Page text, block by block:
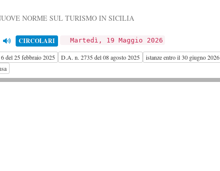
NORME SUL TURISMO IN SICILIA
CIRCOLARI Martedì, 19 Maggio 2026
del 25 febbraio 2025 D.A. n. 2735 del 08 agosto 2025
istanze entro il 30 giugno 2026